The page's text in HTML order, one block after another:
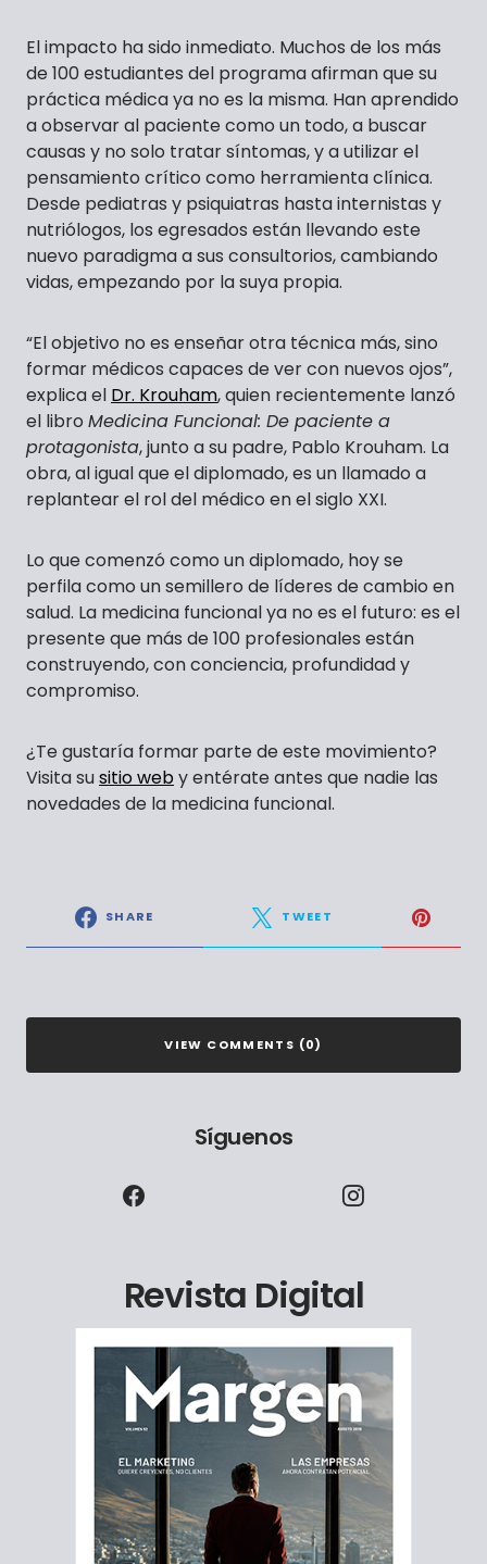
El impacto ha sido inmediato. Muchos de los más
de 100 estudiantes del programa afirman que su
práctica médica ya no es la misma. Han aprendido
a observar al paciente como un todo, a buscar
causas y no solo tratar síntomas, y a utilizar el
pensamiento crítico como herramienta clínica.
Desde pediatras y psiquiatras hasta internistas y
nutriólogos, los egresados están llevando este
nuevo paradigma a sus consultorios, cambiando
vidas, empezando por la suya propia.
“El objetivo no es enseñar otra técnica más, sino
formar médicos capaces de ver con nuevos ojos”,
explica el Dr. Krouham, quien recientemente lanzó
el libro Medicina Funcional: De paciente a
protagonista, junto a su padre, Pablo Krouham. La
obra, al igual que el diplomado, es un llamado a
replantear el rol del médico en el siglo XXI.
Lo que comenzó como un diplomado, hoy se
perfila como un semillero de líderes de cambio en
salud. La medicina funcional ya no es el futuro: es el
presente que más de 100 profesionales están
construyendo, con conciencia, profundidad y
compromiso.
¿Te gustaría formar parte de este movimiento?
Visita susitio weby entérate antes que nadie las
novedades de la medicina funcional.
SHARE TWEET
VIEW COMMENTS (0)
Síguenos
Revista Digital